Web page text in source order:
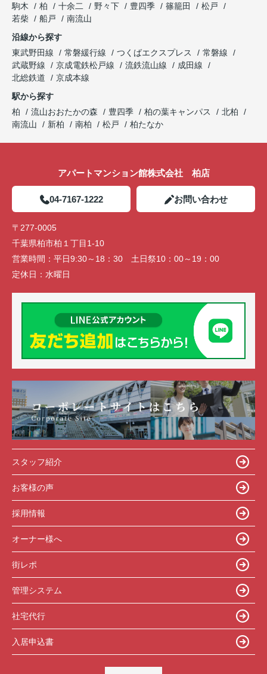
駒木
柏 十余二 野々下 豊四季 篠籠田
松戸
若柴
船戸
南流山
沿線から探す
東武野田線
常磐緩行線 つくばエクスプレス
常磐線
武蔵野線
京成電鉄松戸線 流鉄流山線
成田線
北総鉄道
京成本線
駅から探す
柏
流山おおたかの森 豊四季 柏の葉キャンパス
北柏
南流山
新柏 南柏 松戸 柏たなか
アパートマンション館株式会社 柏店
04-7167-1222 お問い合わせ
〒277-0005
千葉県柏市柏１丁目1-10
営業時間： 平日9:30～18：30 土日祭10：00～19：00
定休日： 水曜日
スタッフ紹介
お客様の声
採用情報
オーナー様へ
街レポ
管理システム
社宅代行
入居申込書